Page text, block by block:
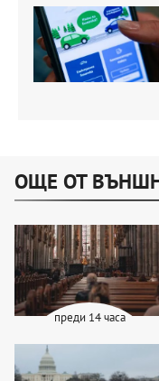
ОЩЕ ОТ
преди 14 часа